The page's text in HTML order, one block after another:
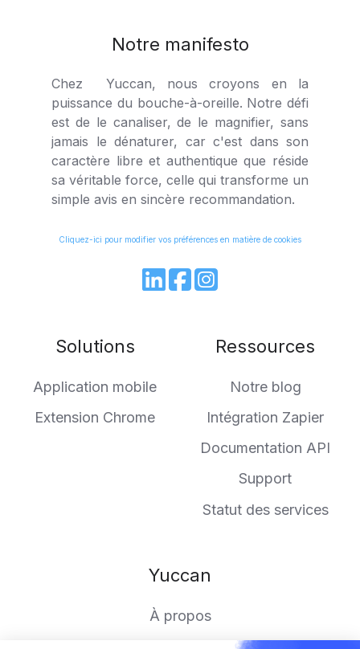
Notre manifesto
Chez Yuccan, nous croyons en la
puissance du bouche-à-oreille. Notre défi
est de le canaliser, de le magnifier, sans
jamais le dénaturer, car c'est dans son
caractère libre et authentique que réside
sa véritable force, celle qui transforme un
simple avis en sincère recommandation.
Cliquez-ici pour modifier vos préférences en matière de cookies
JoinBrowse
projects
Solutions
Application mobile
Extension Chrome
Ressources
Notre blog
Intégration Zapier
Documentation API
Support
Statut des services
Yuccan
À propos